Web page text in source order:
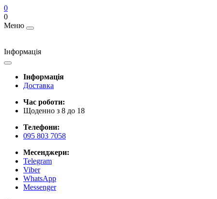
0
0
Меню
Інформація
Інформація
Доставка
Час роботи:
Щоденно з 8 до 18
Телефони:
095 803 7058
Месенджери:
Telegram
Viber
WhatsApp
Messenger